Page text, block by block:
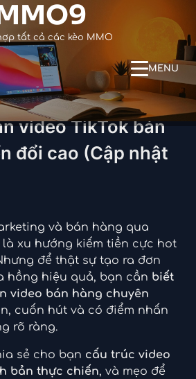
tất cả các kèo MMO
MENU
video TikTok bán
đổi cao (Cập nhật
và bán hàng qua
xu hướng kiếm tiền cực hot
để thật sự tạo ra đơn
hồng hiệu quả, bạn cần biết
video bán hàng chuyên
cuốn hút và có điểm nhấn
rõ ràng.
sẻ cho bạn cấu trúc video
bản thực chiến, và mẹo để